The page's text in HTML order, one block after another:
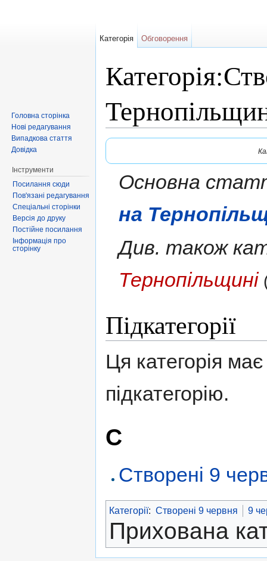
Основна
на
Див. також
Тернопільщині
Підкатегорії
Ця категорія має
підкатегорію.
С
Створені 9
Категорії: Створені 9 червня 9
Прихована
Категорія Обговорення
Головна сторінка
Нові редагування
Випадкова стаття
Довідка
Інструменти
Посилання сюди
Пов'язані редагування
Спеціальні сторінки
Версія до друку
Постійне посилання
Інформація про
сторінку